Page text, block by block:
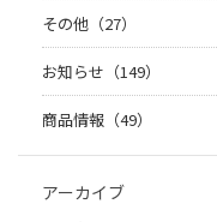
その他（27）
お知らせ（149）
商品情報（49）
アーカイブ